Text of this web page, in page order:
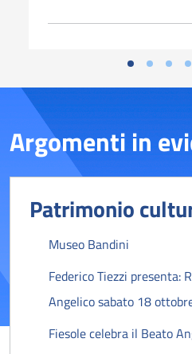
Argomenti in
Patrimonio
Museo Bandini
Federico Tiezzi presenta:
Angelico sabato 18
Fiesole celebra il Beato